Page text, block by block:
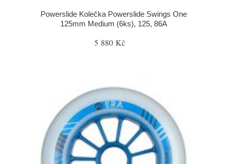
Powerslide Kolečka Powerslide Swings One
125mm Medium (6ks), 125, 86A
5 880 Kč